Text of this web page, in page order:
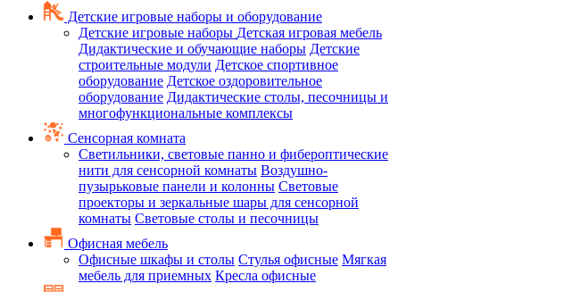
Детские игровые наборы и оборудование
Детские игровые наборы Детская игровая мебель
Дидактические и обучающие наборы Детские
строительные модули Детское спортивное
оборудование Детское оздоровительное
оборудование Дидактические столы, песочницы и
многофункциональные комплексы
Сенсорная комната
Светильники, световые панно и фибероптические
нити для сенсорной комнаты Воздушно-
пузырьковые панели и колонны Световые
проекторы и зеркальные шары для сенсорной
комнаты Световые столы и песочницы
Офисная мебель
Офисные шкафы и столы Стулья офисные Мягкая
мебель для приемных Кресла офисные